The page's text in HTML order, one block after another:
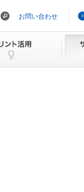
お問い合わせ